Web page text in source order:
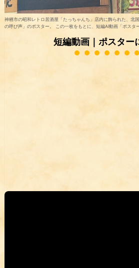
神栖市の昭和レトロ居酒屋「たっちゃんち」店内に飾られた、北
の呼び声」のポスター。 この一枚をもとに、短編AI動画「ポスタ
短編動画｜ポスター